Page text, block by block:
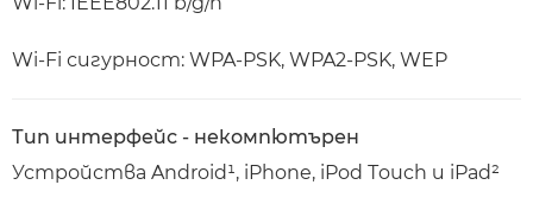
Wi-Fi сигурност: WPA-PSK, WPA2-PSK, WEP
Тип интерфейс - некомпютърен
Устройства Android¹, iPhone, iPod Тouch и iPad²